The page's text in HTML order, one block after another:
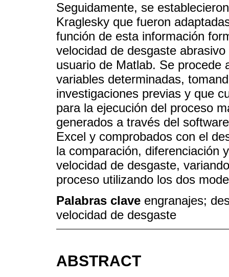
Seguidamente, se
Kraglesky que fueron
función de esta información
velocidad de desgaste
usuario de Matlab. Se procede
variables determinadas,
investigaciones previas y que
para la ejecución del proceso
generados a través del
Excel y comprobados con el
la comparación, diferenciación
velocidad de desgaste,
proceso utilizando los dos
Palabras clave engranajes;
velocidad de desgaste
ABSTRACT